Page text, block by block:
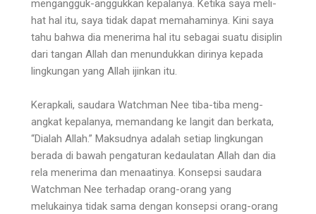
mengangguk-anggukkan kepalanya. Ketika saya meli­
hat hal itu, saya tidak dapat memahaminya. Kini saya
tahu bahwa dia menerima hal itu sebagai suatu disi­plin
dari tangan Allah dan menundukkan dirinya kepa­da
lingkungan yang Allah ijinkan itu.
Kerapkali, saudara Watchman Nee tiba-tiba meng­
angkat kepalanya, memandang ke langit dan berkata,
“Dialah Allah.” Maksudnya adalah setiap lingkungan
berada di bawah pengaturan kedaulatan Allah dan dia
rela menerima dan menaatinya. Konsepsi saudara
Watchman Nee terhadap orang­-orang yang
melukainya tidak sama dengan konsepsi orang-orang